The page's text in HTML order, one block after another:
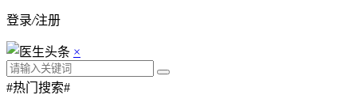
登录/注册
×
#热门搜索#